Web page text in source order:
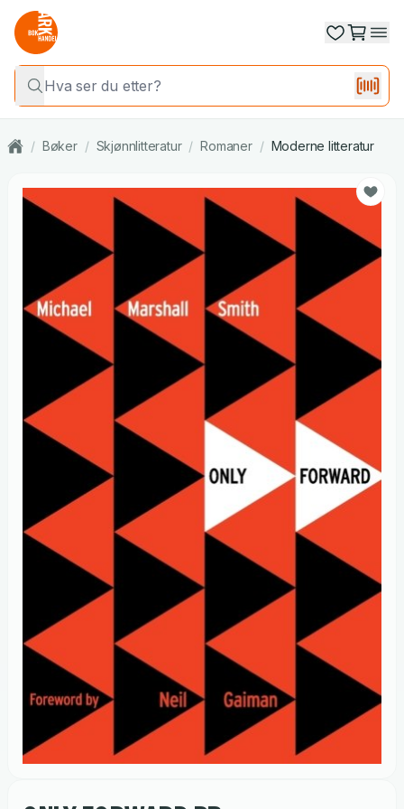
/ Bøker / Skjønnlitteratur / Romaner / Moderne litteratur